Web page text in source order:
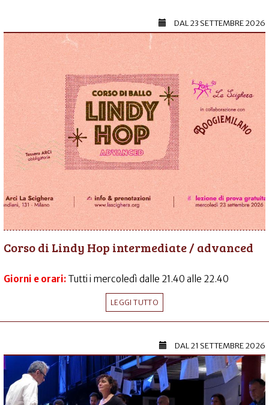
DAL23 SETTEMBRE 2026
Corso di Lindy Hop intermediate / advanced
Giorni e orari: Tutti i mercoledì dalle 21.40 alle 22.40
LEGGI TUTTO
DAL21 SETTEMBRE 2026